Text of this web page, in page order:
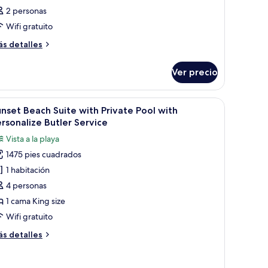
2 personas
Wifi gratuito
detalles
Ver precio
de centro, asientos y vistas a una terraza exterior.
Un área de piscina con sillones de
5
Beach Suite with Private Pool with
Butler Service
Vista a la playa
1475 pies cuadrados
1 habitación
4 personas
1 cama King size
Wifi gratuito
detalles